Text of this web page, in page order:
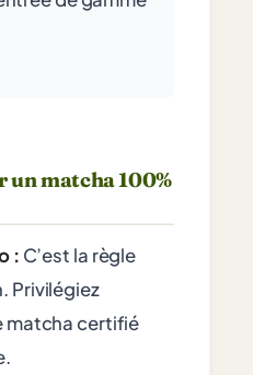
un matcha 100%
: C’est la règle
Privilégiez
matcha certifié